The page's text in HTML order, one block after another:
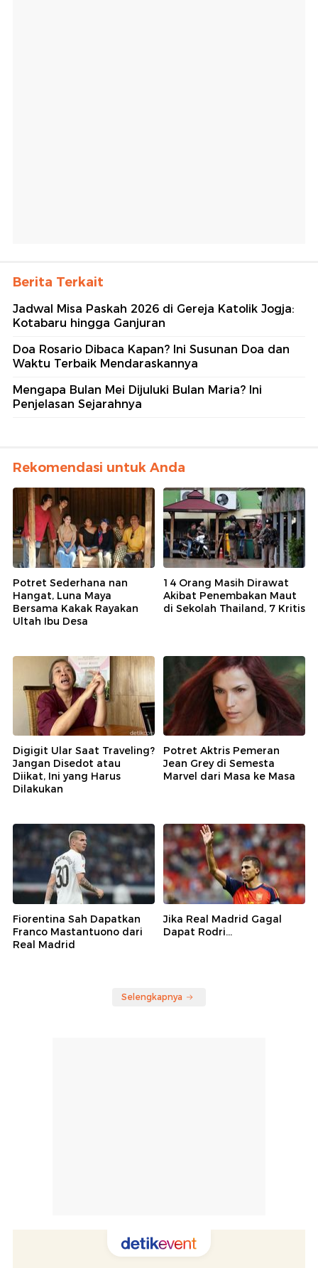
Berita Terkait
Jadwal Misa Paskah 2026 di Gereja Katolik Jogja:
Kotabaru hingga Ganjuran
Doa Rosario Dibaca Kapan? Ini Susunan Doa dan
Waktu Terbaik Mendaraskannya
Mengapa Bulan Mei Dijuluki Bulan Maria? Ini
Penjelasan Sejarahnya
Rekomendasi untuk Anda
Potret Sederhana nan
Hangat, Luna Maya
Bersama Kakak Rayakan
Ultah Ibu Desa
14 Orang Masih Dirawat
Akibat Penembakan Maut
di Sekolah Thailand, 7 Kritis
Digigit Ular Saat Traveling?
Jangan Disedot atau
Diikat, Ini yang Harus
Dilakukan
Potret Aktris Pemeran
Jean Grey di Semesta
Marvel dari Masa ke Masa
Fiorentina Sah Dapatkan
Franco Mastantuono dari
Real Madrid
Jika Real Madrid Gagal
Dapat Rodri...
Selengkapnya